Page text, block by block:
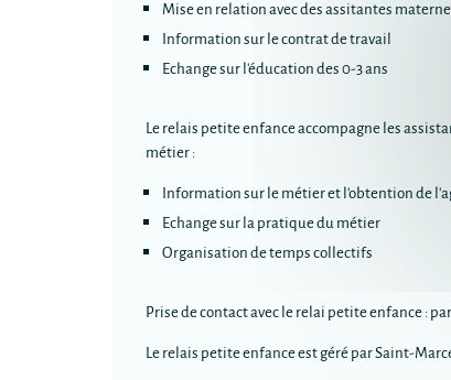
Mise en relation avec des assitantes
Information sur le contrat de travail
Echange sur l'éducation des 0-3 ans
Le relais petite enfance accompagne les
métier :
Information sur le métier et l'obtention de
Echange sur la pratique du métier
Organisation de temps collectifs
Prise de contact avec le relai petite enfance :
Le relais petite enfance est géré par Saint-